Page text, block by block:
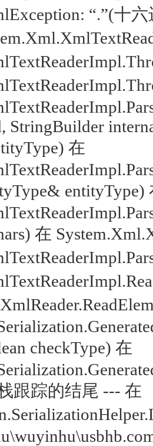
“.”(十
StringBuilder
在
entityType)
在
checkType) 在
跟踪的结尾 --- 在